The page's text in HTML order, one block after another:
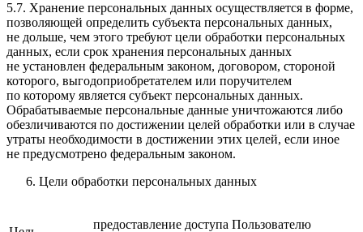
5.7. Хранение персональных данных осуществляется в форме,
позволяющей определить субъекта персональных данных,
не дольше, чем этого требуют цели обработки персональных
данных, если срок хранения персональных данных
не установлен федеральным законом, договором, стороной
которого, выгодоприобретателем или поручителем
по которому является субъект персональных данных.
Обрабатываемые персональные данные уничтожаются либо
обезличиваются по достижении целей обработки или в случае
утраты необходимости в достижении этих целей, если иное
не предусмотрено федеральным законом.
Цели обработки персональных данных
предоставление доступа Пользователю